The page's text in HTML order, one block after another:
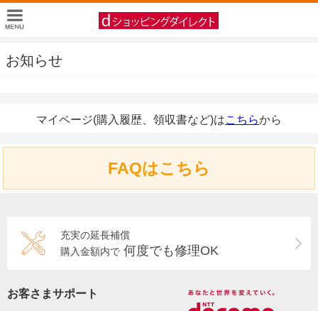
お知らせ
マイページ(購入履歴、領収書など)はこちらから
FAQはこちら
充実の延長補償
購入金額内で 何度でも修理OK
お客さまサポート